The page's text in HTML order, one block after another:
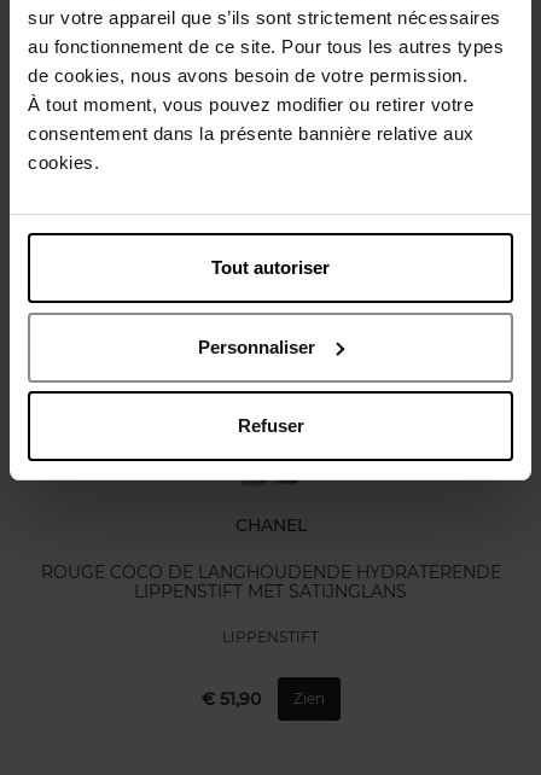
sur votre appareil que s’ils sont strictement nécessaires
au fonctionnement de ce site. Pour tous les autres types
de cookies, nous avons besoin de votre permission.
À tout moment, vous pouvez modifier ou retirer votre
consentement dans la présente bannière relative aux
cookies.
Tout autoriser
Personnaliser
Refuser
Beschrijving
Karakteristieken
Nog iets vergeten ?
CHANEL
ROUGE COCO DE LANGHOUDENDE HYDRATERENDE
LIPPENSTIFT MET SATIJNGLANS
LIPPENSTIFT
€ 51,90 Zien